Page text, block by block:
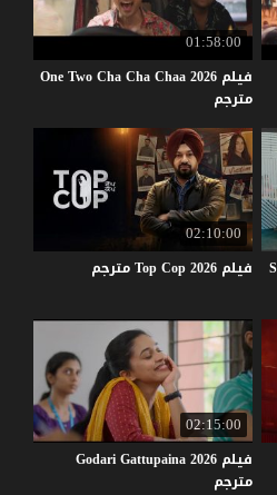
01:58:00
فيلم One Two Cha Cha Chaa 2026
مترجم
02:10:00
فيلم TopCop2026 مترجم
02:15:00
فيلم Godari Gattupaina 2026
مترجم